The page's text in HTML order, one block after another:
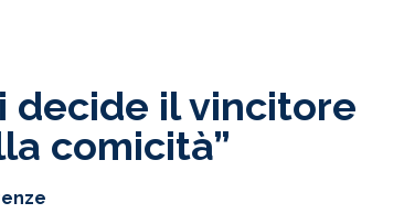
decide il vincitore
comicità”